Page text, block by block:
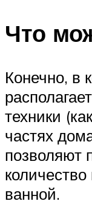
Что
Конечно, в
техники
частях
позволяют
ванной.